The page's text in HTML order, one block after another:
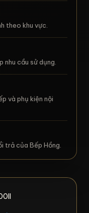
theo khu vực.
nhu cầu sử dụng.
và phụ kiện nội
trả của Bếp Hồng.